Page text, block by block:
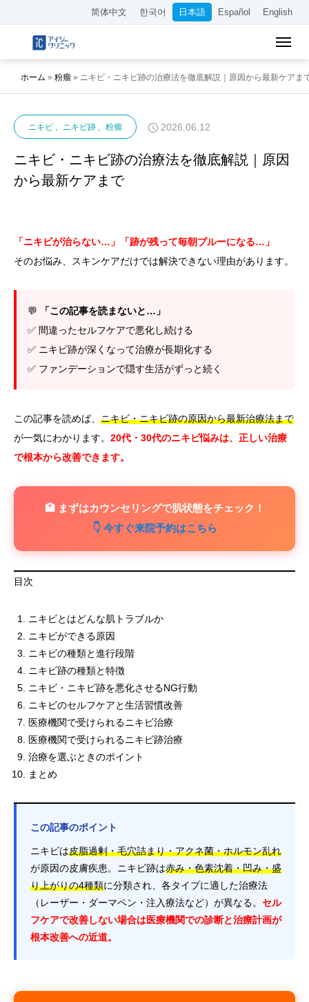
简体中文 한국어 日本語 Español English
ホーム » 粉瘤 » ニキビ・ニキビ跡の治療法を徹底解説｜原因から最新ケアま
ニキビ ニキビ跡 粉瘤 2026.06.12
ニキビ・ニキビ跡の治療法を徹底解説｜原因
から最新ケアまで
「ニキビが治らない…」「跡が残って毎朝ブルーになる…」
そのお悩み、スキンケアだけでは解決できない理由があります。
💬
「この記事を読まないと…」
✅ 間違ったセルフケアで悪化し続ける
✅ ニキビ跡が深くなって治療が長期化する
✅ ファンデーションで隠す生活がずっと続く
この記事を読めば、 ニキビ・ニキビ跡の原因から最新治療法まで
が一気にわかります。 20代・30代のニキビ悩みは、正しい治療
で根本から改善できます。
🏥 まずはカウンセリングで肌状態をチェック！
👇 今すぐ来院予約はこちら
目次
ニキビとはどんな肌トラブルか
ニキビができる原因
ニキビの種類と進行段階
ニキビ跡の種類と特徴
ニキビ・ニキビ跡を悪化させるNG行動
ニキビのセルフケアと生活習慣改善
医療機関で受けられるニキビ治療
医療機関で受けられるニキビ跡治療
治療を選ぶときのポイント
まとめ
この記事のポイント
ニキビは皮脂過剰・毛穴詰まり・アクネ菌・ホルモン乱れ
が原因の皮膚疾患。ニキビ跡は赤み・色素沈着・凹み・盛
り上がりの4種類に分類され、各タイプに適した治療法
（レーザー・ダーマペン・注入療法など）が異なる。 セル
フケアで改善しない場合は医療機関での診断と治療計画が
根本改善への近道。